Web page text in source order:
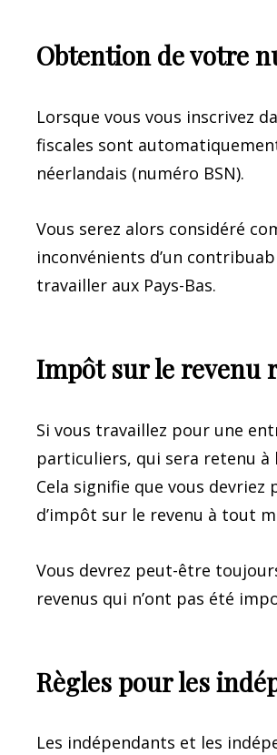
Obtention de votre
Lorsque vous vous inscrivez
fiscales sont
néerlandais (numéro BSN).
Vous serez alors considéré
inconvénients d’un
travailler aux Pays-Bas.
Impôt sur le revenu
Si vous travaillez pour une
particuliers, qui sera retenu à
Cela signifie que vous
d’impôt sur le revenu à tout
Vous devrez peut-être
revenus qui n’ont pas été
Règles pour les
Les indépendants et les